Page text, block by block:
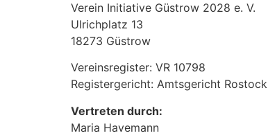
Verein Initiative Güstrow 2028 e. V.
Ulrichplatz 13
18273 Güstrow
Vereinsregister: VR 10798
Registergericht: Amtsgericht Rostock
Vertreten durch:
Maria Havemann